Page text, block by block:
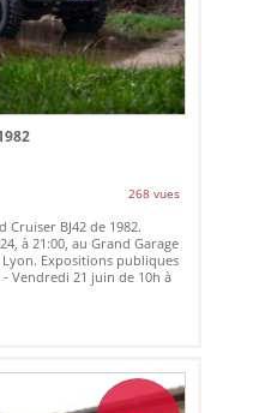
268 vues
Cruiser BJ42 de 1982.
à 21:00, au Grand Garage
Expositions publiques
- Vendredi 21 juin de 10h à